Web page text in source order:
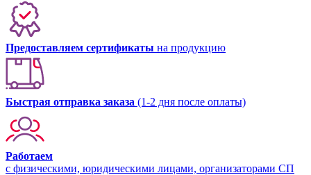
Предоставляем сертификаты на продукцию
Быстрая отправка заказа (1-2 дня после оплаты)
Работаем
с физическими, юридическими лицами, организаторами СП